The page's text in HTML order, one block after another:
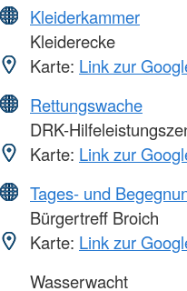
Kleiderkammer
Kleiderecke
Karte: Link zur
Rettungswache
DRK-
Karte: Link zur
Tages- und
Bürgertreff Broich
Karte: Link zur
Wasserwacht